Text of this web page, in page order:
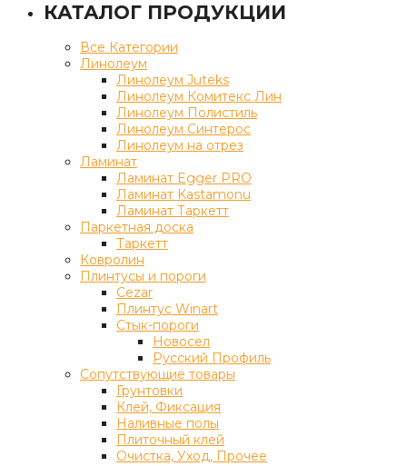
КАТАЛОГ ПРОДУКЦИИ
Все Категории
Линолеум
Линолеум Juteks
Линолеум Комитекс Лин
Линолеум Полистиль
Линолеум Синтерос
Линолеум на отрез
Ламинат
Ламинат Egger PRO
Ламинат Kastamonu
Ламинат Таркетт
Паркетная доска
Таркетт
Ковролин
Плинтусы и пороги
Cezar
Плинтус Winart
Стык-пороги
Новосел
Русский Профиль
Сопутствующие товары
Грунтовки
Клей, Фиксация
Наливные полы
Плиточный клей
Очистка, Уход, Прочее